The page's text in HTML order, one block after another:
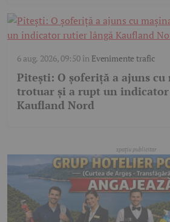
6 aug. 2026, 09:50în Evenimente trafic
Pitești: O șoferiță a ajuns cu
trotuar și a rupt un
Kaufland Nord